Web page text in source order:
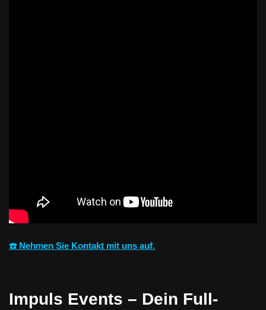
☎️ Nehmen Sie Kontakt mit uns auf.
Impuls Events – Dein Full-